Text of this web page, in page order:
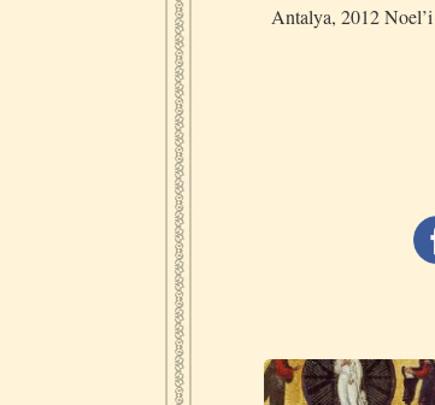
Antalya, 2012 Noel’i